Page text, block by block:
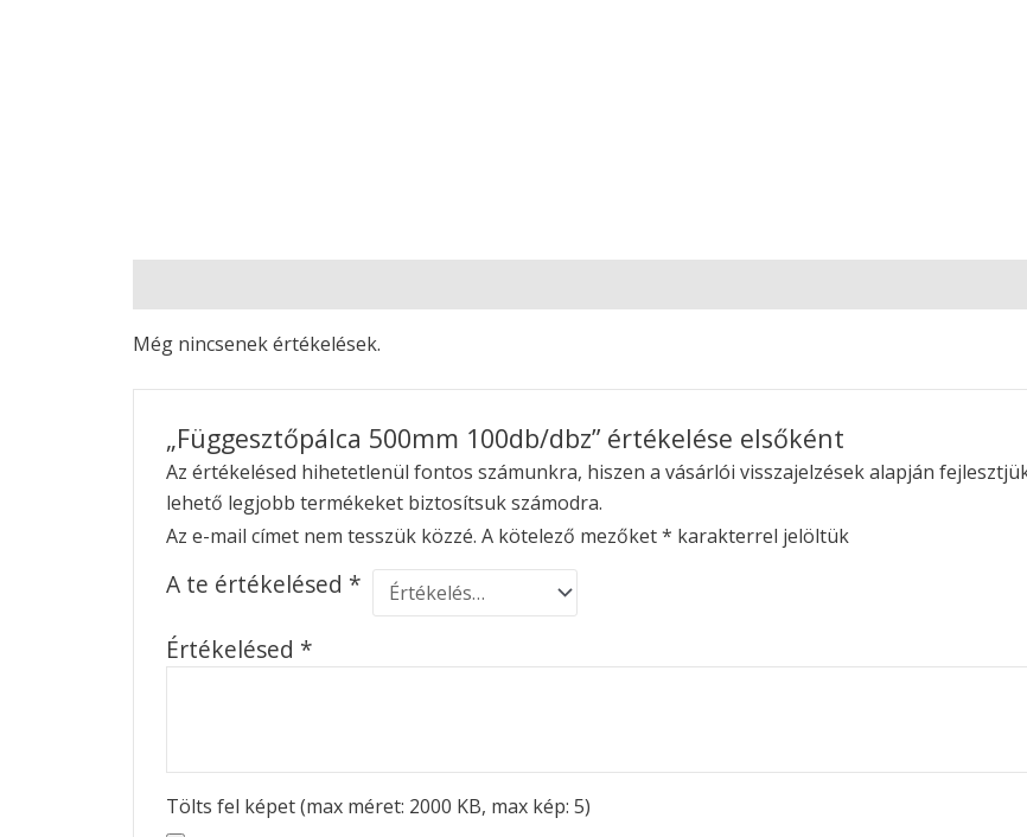
Még nincsenek értékelések.
„Függesztőpálca 500mm 100db/dbz” értékelése elsőként
Az értékelésed hihetetlenül fontos számunkra, hiszen a vásárlói visszajelzések alapján
lehető legjobb termékeket biztosítsuk számodra.
Az e-mail címet nem tesszük közzé. A kötelező mezőket* karakterrel jelöltük
A te értékelésed *
Értékelésed *
Tölts fel képet (max méret: 2000 KB, max kép: 5)